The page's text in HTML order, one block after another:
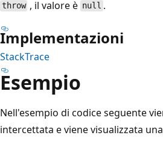
throw , il valore è null .
Implementazioni
StackTrace
Esempio
Nell'esempio di codice seguente
intercettata e viene visualizzata